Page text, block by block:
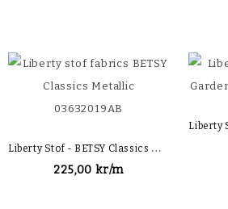
L
Iberty Stof - BETSY Classics Metallic
225,00 kr/m